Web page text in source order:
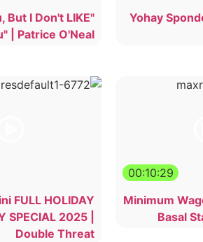
Yohay
But I Don't LIKE
| Patrice O'Neal
00:10:29
Minimum
Basal
FULL HOLIDAY
SPECIAL 2025 |
Double Threat